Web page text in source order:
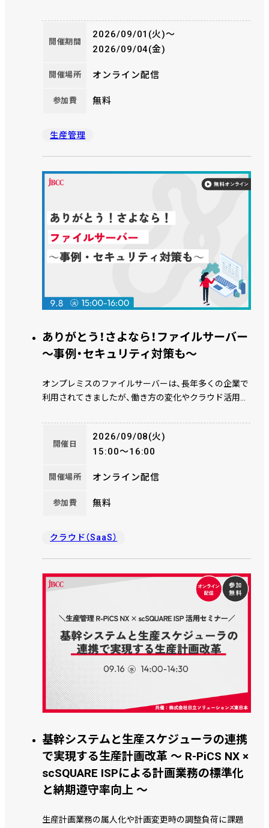
人向けIT製品の比較・検討サイト「ITトレンド」が主催す
る業界最大級のオンライン展示会です。生産管理システ
ムの刷新や業務改善、製造業DXをご検討中の方は、ぜひ
開催期間
2026/09/01(火)〜
2026/09/04(金)
開催場所 オンライン配信
参加費 無料
生産管理
ありがとう！さよなら！ファイルサーバー
～事例・セキュリティ対策も～
オンプレミスのファイルサーバーは、長年多くの企業で
利用されてきましたが、働き方の変化やクラウド活用の
ためて問われています。 また、ファイル共有の範囲は社
内外へと広がり、オンラインストレージやIaaSの利用が
進む一方で、「どこにデータがあり、誰が、どのように利
います。 一方で、クラウド型ファイルサーバーやオンラ
スが自社にとって最適なのか判断が難しくなってきて
する際に必要となる考え方や判断軸を整理するととも
開催日
2026/09/08(火)
15:00～16:00
開催場所 オンライン配信
参加費 無料
クラウド（SaaS）
基幹システムと生産スケジューラの連携
で実現する生産計画改革 ～ R-PiCS NX ×
scSQUARE ISPによる計画業務の標準化
と納期遵守率向上 ～
生産計画業務の属人化や計画変更時の調整負荷に課題